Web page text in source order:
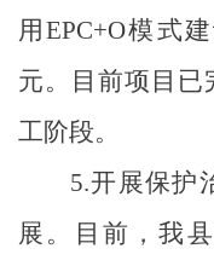
用EPC+O模式
元。目前项目
工阶段。
5.开展保护
展。
目前，我